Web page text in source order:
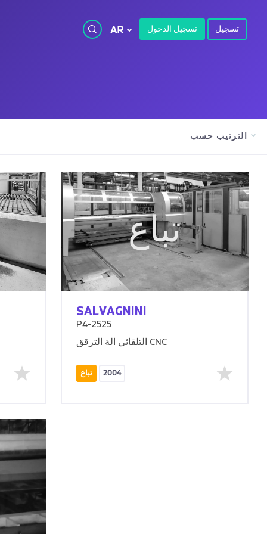
AR تسجيل الدخول تسجيل
الترتيب حسب
تباع
SALVAGNINI
P4-2525
التلقائي آلة الترقق CNC
تباع 2004